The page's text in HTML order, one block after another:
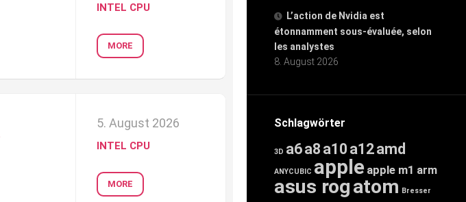
L’action de Nvidia est
étonnamment sous-évaluée, selon
les analystes
8. August 2026
Schlagwörter
3D a6a8 a10 a12amd
ANYCUBIC apple apple m1 arm
asus rogatom Bresser
INTEL CPU
MORE
5. August 2026
INTEL CPU
MORE